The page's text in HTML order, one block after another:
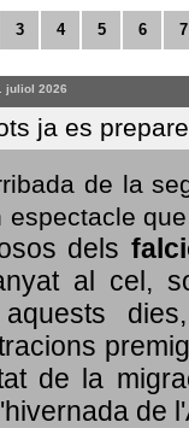
3 4 5 6 7
juliol 2026
ja es
de la
espectacle
dels
al cel,
aquests
de la
de